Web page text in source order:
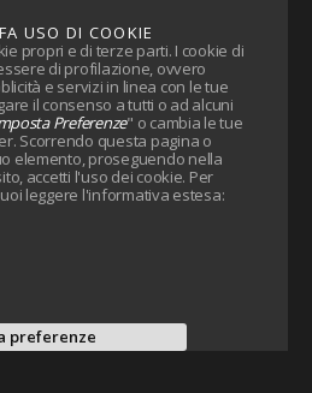
USO DI COOKIE
propri e di terze parti. I cookie di
di profilazione, ovvero
e servizi in linea con le tue
il consenso a tutti o ad alcuni
Preferenze" o cambia le tue
Scorrendo questa pagina o
elemento, proseguendo nella
accetti l'uso dei cookie. Per
leggere l'informativa estesa:
preferenze